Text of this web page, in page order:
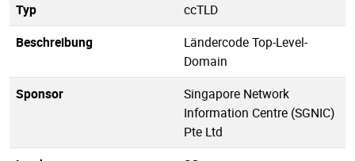
Typ
ccTLD
Beschreibung
Ländercode Top-Level-
Domain
Sponsor
Singapore Network
Information Centre (SGNIC)
Pte Ltd